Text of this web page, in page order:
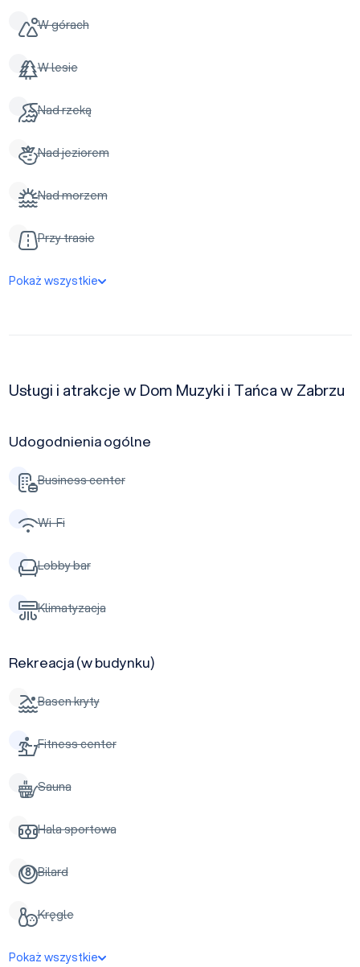
W górach
W lesie
Nad rzeką
Nad jeziorem
Nad morzem
Przy trasie
Pokaż wszystkie
Usługi i atrakcje w Dom Muzyki i Tańca w Zabrzu
Udogodnienia ogólne
Business center
Wi-Fi
Lobby bar
Klimatyzacja
Rekreacja (w budynku)
Basen kryty
Fitness center
Sauna
Hala sportowa
Bilard
Kręgle
Pokaż wszystkie